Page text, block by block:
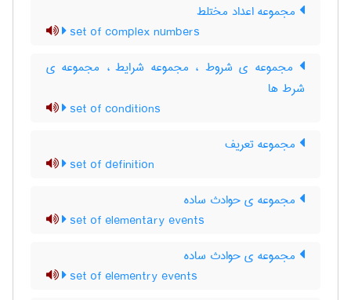
مجموعه اعداد مختلط
set of complex numbers
مجموعه ی شروط ، مجموعه شرایط ، مجموعه ی
شرط ها
set of conditions
مجموعه تعریف
set of definition
مجموعه ی حوادث ساده
set of elementary events
مجموعه ی حوادث ساده
set of elementry events